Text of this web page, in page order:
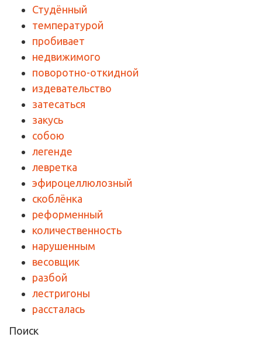
Студённый
температурой
пробивает
недвижимого
поворотно-откидной
издевательство
затесаться
закусь
собою
легенде
левретка
эфироцеллюлозный
скоблёнка
реформенный
количественность
нарушенным
весовщик
разбой
лестригоны
рассталась
Поиск